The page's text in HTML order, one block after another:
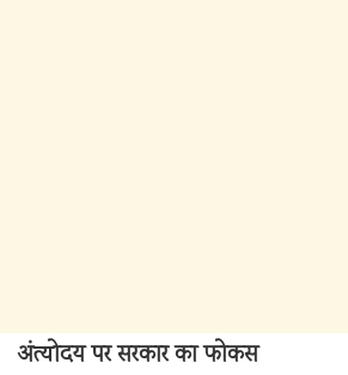
अंत्योदय पर सरकार का फोकस